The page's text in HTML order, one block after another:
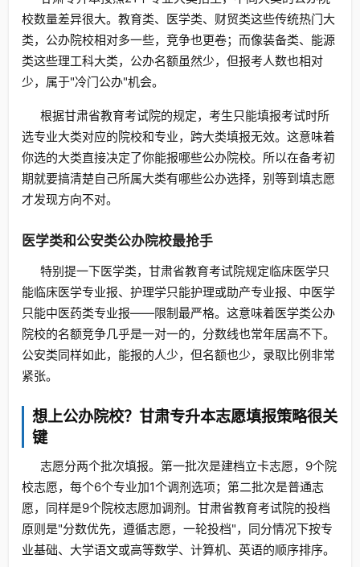
校数量差异很大。教育类、医学类、财贸类这些传统热门大
类，公办院校相对多一些，竞争也更卷；而像装备类、能源
类这些理工科大类，公办名额虽然少，但报考人数也相对
少，属于"冷门公办"机会。
根据甘肃省教育考试院的规定，考生只能填报考试时所
选专业大类对应的院校和专业，跨大类填报无效。这意味着
你选的大类直接决定了你能报哪些公办院校。所以在备考初
期就要搞清楚自己所属大类有哪些公办选择，别等到填志愿
才发现方向不对。
医学类和公安类公办院校最抢手
特别提一下医学类，甘肃省教育考试院规定临床医学只
能临床医学专业报、护理学只能护理或助产专业报、中医学
只能中医药类专业报——限制最严格。这意味着医学类公办
院校的名额竞争几乎是一对一的，分数线也常年居高不下。
公安类同样如此，能报的人少，但名额也少，录取比例非常
紧张。
想上公办院校？甘肃专升本志愿填报策略很关
键
志愿分两个批次填报。第一批次是建档立卡志愿，9个院
校志愿，每个6个专业加1个调剂选项；第二批次是普通志
愿，同样是9个院校志愿加调剂。甘肃省教育考试院的投档
原则是"分数优先，遵循志愿，一轮投档"，同分情况下按专
业基础、大学语文或高等数学、计算机、英语的顺序排序。